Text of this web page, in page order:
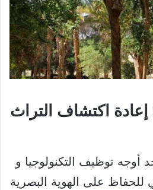
إعادة اكتشاف التراث
أوجه توظيف التكنولوجيا و
للحفاظ على الهوية البصرية